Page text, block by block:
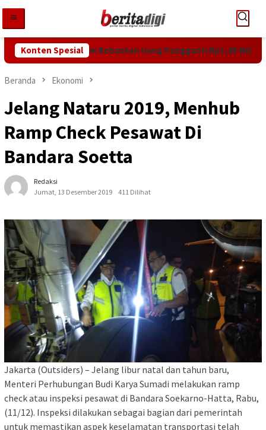
konten
Konten Spesial
Penjara, Hakim Bebankan Uang Pengganti Rp1,45 Miliar
Beranda Ekonomi
Jelang Nataru 2019, Menhub
Ramp Check Pesawat Di
Bandara Soetta
Redaksi
Jumat, 13 Desember 2019
411 Dilihat
Jakarta (Outsiders) – Jelang libur natal dan tahun baru,
Menteri Perhubungan Budi Karya Sumadi melakukan ramp
check atau inspeksi pesawat di Bandara Soekarno-Hatta, Rabu,
(11/12). Inspeksi dilakukan sebagai bagian dari pemerintah
untuk memastikan aspek keselamatan transportasi telah